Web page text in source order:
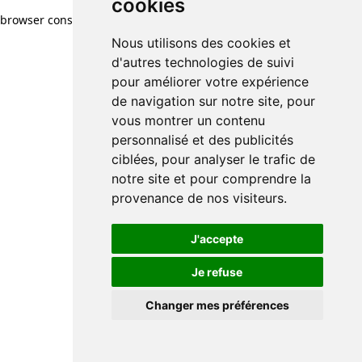
cookies
Nous utilisons des cookies et
d'autres technologies de suivi
pour améliorer votre expérience
de navigation sur notre site, pour
vous montrer un contenu
personnalisé et des publicités
ciblées, pour analyser le trafic de
notre site et pour comprendre la
provenance de nos visiteurs.
J'accepte
Je refuse
Changer mes préférences
cookies
Nous utilisons des cookies et
d'autres technologies de suivi
pour améliorer votre expérience
de navigation sur notre site, pour
vous montrer un contenu
personnalisé et des publicités
ciblées, pour analyser le trafic de
notre site et pour comprendre la
provenance de nos visiteurs.
J'accepte
Je refuse
Changer mes préférences
browser console for more information)